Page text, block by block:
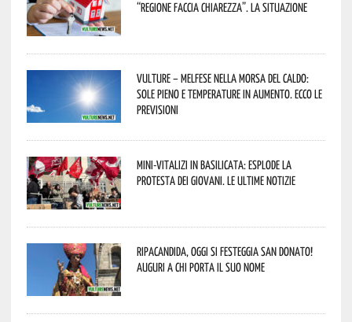
“Regione faccia chiarezza”. La situazione
Vulture – melfese nella morsa del caldo:
sole pieno e temperature in aumento. Ecco le
previsioni
Mini-vitalizi in Basilicata: esplode la
protesta dei giovani. Le ultime notizie
Ripacandida, oggi si festeggia San Donato!
Auguri a chi porta il suo nome